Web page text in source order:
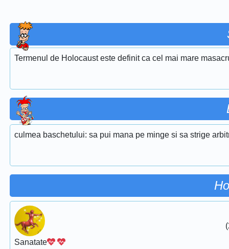
Termenul de Holocaust este definit ca cel mai mare
culmea baschetului: sa pui mana pe minge si sa strige
Sanatate